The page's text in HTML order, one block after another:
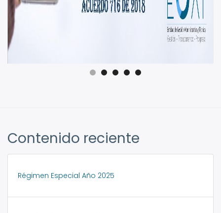
Contenido reciente
Régimen Especial Año 2025